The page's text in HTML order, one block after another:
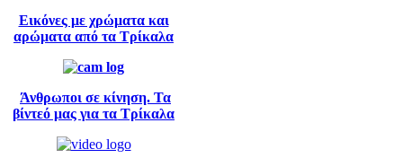
Εικόνες με χρώματα και
αρώματα από τα Τρίκαλα
Άνθρωποι σε κίνηση. Τα
βίντεό μας για τα Τρίκαλα